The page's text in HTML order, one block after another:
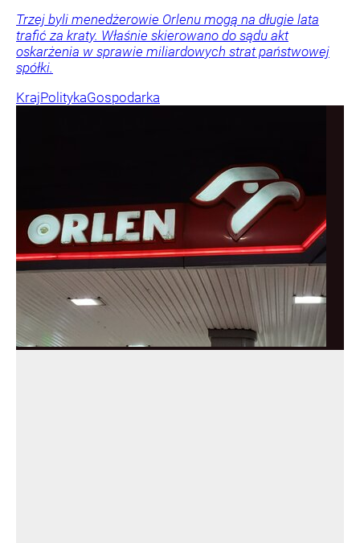
Trzej byli menedżerowie Orlenu mogą na długie lata
trafić za kraty. Właśnie skierowano do sądu akt
oskarżenia w sprawie miliardowych strat państwowej
spółki.
KrajPolitykaGospodarka